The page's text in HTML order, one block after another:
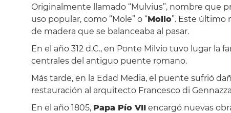
Originalmente llamado “Mulvius”, nombre que
uso popular, como “Mole” o “Mollo”. Este último
de madera que se balanceaba al pasar.
En el año 312 d.C., en Ponte Milvio tuvo lugar la
centrales del antiguo puente romano.
Más tarde, en la Edad Media, el puente sufrió
restauración al arquitecto Francesco di
En el año 1805, Papa Pío VIIencargó nuevas